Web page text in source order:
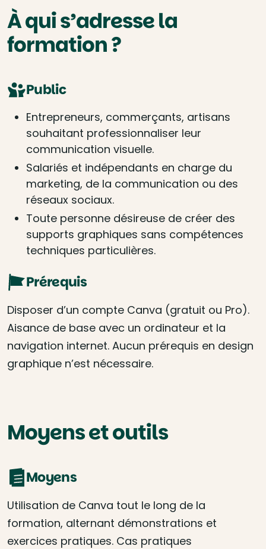
À qui s’adresse la
formation ?
Public
Entrepreneurs, commerçants, artisans
souhaitant professionnaliser leur
communication visuelle.
Salariés et indépendants en charge du
marketing, de la communication ou des
réseaux sociaux.
Toute personne désireuse de créer des
supports graphiques sans compétences
techniques particulières.
Prérequis
Disposer d’un compte Canva (gratuit ou Pro).
Aisance de base avec un ordinateur et la
navigation internet. Aucun prérequis en design
graphique n’est nécessaire.
Moyens et outils
Moyens
Utilisation de Canva tout le long de la
formation, alternant démonstrations et
exercices pratiques. Cas pratiques